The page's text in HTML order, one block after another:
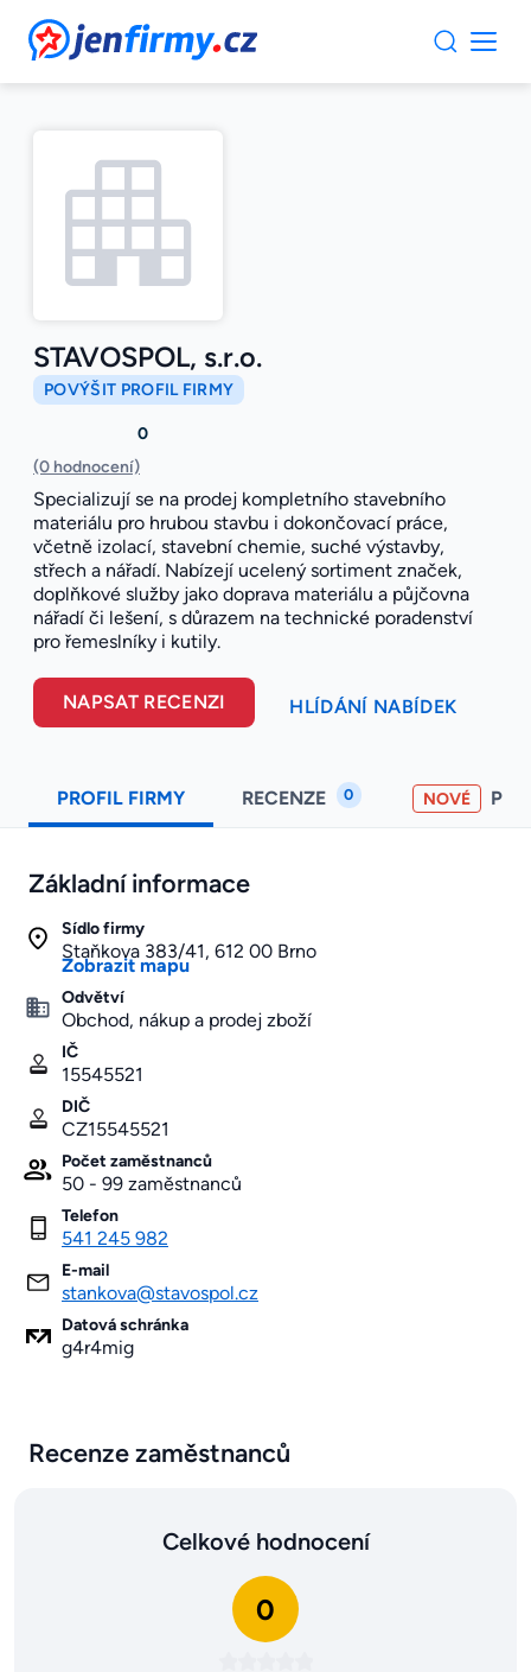
JenFirmy.cz
STAVOSPOL, s.r.o.
POVÝŠIT PROFIL FIRMY
0
(0 hodnocení)
Specializují se na prodej kompletního stavebního
materiálu pro hrubou stavbu i dokončovací práce,
včetně izolací, stavební chemie, suché výstavby,
střech a nářadí. Nabízejí ucelený sortiment značek,
doplňkové služby jako doprava materiálu a půjčovna
nářadí či lešení, s důrazem na technické poradenství
pro řemeslníky i kutily.
NAPSAT RECENZI HLÍDÁNÍ NABÍDEK
PROFIL FIRMY RECENZE 0 NOVÉ
Základní informace
Sídlo firmy
Staňkova 383/41, 612 00 Brno
Zobrazit mapu
Odvětví
Obchod, nákup a prodej zboží
IČ
15545521
DIČ
CZ15545521
Počet zaměstnanců
50 - 99 zaměstnanců
Telefon
541 245 982
E-mail
stankova@stavospol.cz
Datová schránka
g4r4mig
Recenze zaměstnanců
Celkové hodnocení
0